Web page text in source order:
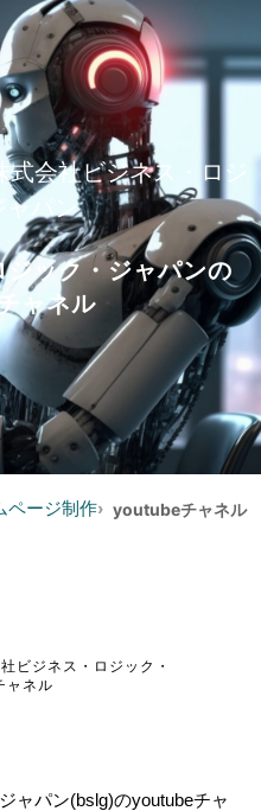
083-976-5215
会社ビジネス・ロジ
ャパン
ック・ジャパンの
ャネル
ページ制作› youtubeチャネル
ビジネス・ロジック・
ャネル
ャパン(bslg)のyoutubeチャ